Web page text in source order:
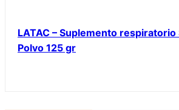
LATAC – Suplemento respiratorio
Polvo 125 gr